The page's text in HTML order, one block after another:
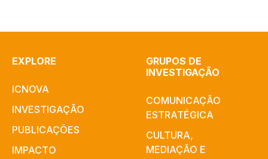
EXPLORE
ICNOVA
INVESTIGAÇÃO
PUBLICAÇÕES
IMPACTO
GRUPOS DE
INVESTIGAÇÃO
COMUNICAÇÃO
ESTRATÉGICA
CULTURA,
MEDIAÇÃO E